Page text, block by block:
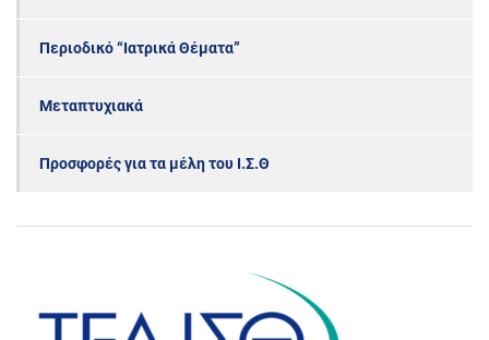
Περιοδικό “Ιατρικά Θέματα”
Μεταπτυχιακά
Προσφορές για τα μέλη του Ι.Σ.Θ